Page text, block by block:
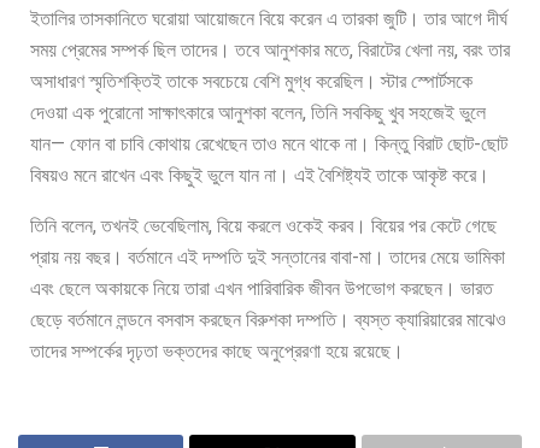
ইতালির তাসকানিতে ঘরোয়া আয়োজনে বিয়ে করেন এ তারকা জুটি। তার আগে দীর্ঘ
সময় প্রেমের সম্পর্ক ছিল তাদের। তবে আনুশকার মতে, বিরাটের খেলা নয়, বরং তার
অসাধারণ স্মৃতিশক্তিই তাকে সবচেয়ে বেশি মুগ্ধ করেছিল। স্টার স্পোর্টসকে
দেওয়া এক পুরোনো সাক্ষাৎকারে আনুশকা বলেন, তিনি সবকিছু খুব সহজেই ভুলে
যান— ফোন বা চাবি কোথায় রেখেছেন তাও মনে থাকে না। কিন্তু বিরাট ছোট-ছোট
বিষয়ও মনে রাখেন এবং কিছুই ভুলে যান না। এই বৈশিষ্ট্যই তাকে আকৃষ্ট করে।
তিনি বলেন, তখনই ভেবেছিলাম, বিয়ে করলে ওকেই করব। বিয়ের পর কেটে গেছে
প্রায় নয় বছর। বর্তমানে এই দম্পতি দুই সন্তানের বাবা-মা। তাদের মেয়ে ভামিকা
এবং ছেলে অকায়কে নিয়ে তারা এখন পারিবারিক জীবন উপভোগ করছেন। ভারত
ছেড়ে বর্তমানে লন্ডনে বসবাস করছেন বিরুশকা দম্পতি। ব্যস্ত ক্যারিয়ারের মাঝেও
তাদের সম্পর্কের দৃঢ়তা ভক্তদের কাছে অনুপ্রেরণা হয়ে রয়েছে।